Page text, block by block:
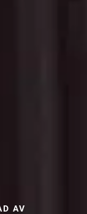
AV